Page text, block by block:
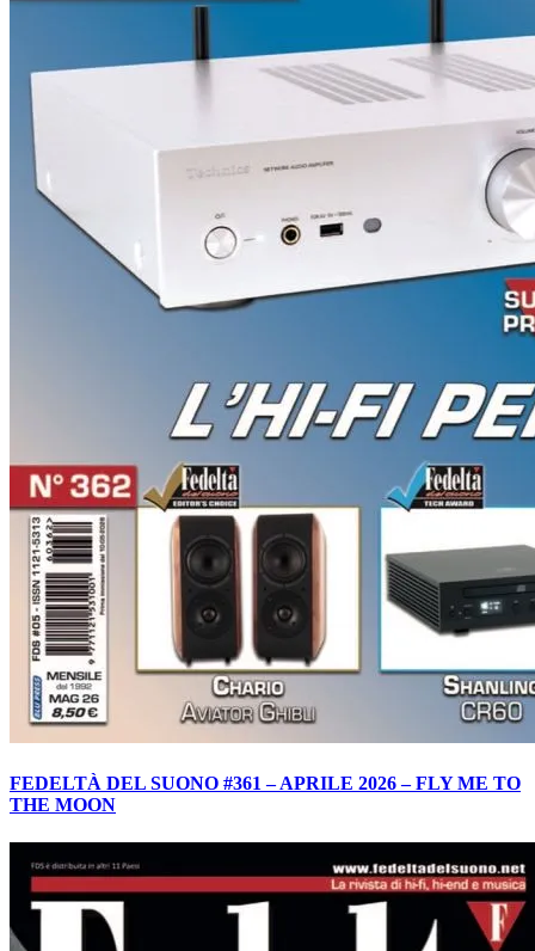
FEDELTÀ DEL SUONO #361 – APRILE 2026 – FLY ME TO
THE MOON